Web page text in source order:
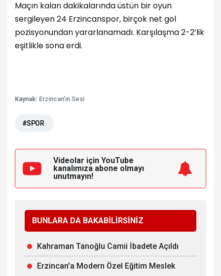
Maçın kalan dakikalarında üstün bir oyun
sergileyen 24 Erzincanspor, birçok net gol
pozisyonundan yararlanamadı. Karşılaşma 2-2’lik
eşitlikle sona erdi.
Kaynak: Erzincan'ın Sesi
#SPOR
Videolar için YouTube
kanalımıza abone olmayı
unutmayın!
BUNLARA DA BAKABİLİRSİNİZ
Kahraman Tanoğlu Camii İbadete Açıldı
Erzincan'a Modern Özel Eğitim Meslek